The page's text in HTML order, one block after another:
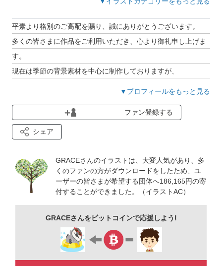
平素より格別のご高配を賜り、誠にありがとうございます。
多くの皆さまに作品をご利用いただき、心より御礼申し上げま
す。
現在は季節の背景素材を中心に制作しておりますが、
引き続きご愛顧賜りますよう、何卒よろしくお願い申し上げま
す。
ます。ご了承のほどお願い申し上げます。
▼プロフィールをもっと見る
ファン登録する
シェア
GRACEさんのイラストは、大変人気があり、多
くのファンの方がダウンロードをしたため、ユ
ーザーの皆さまが希望する団体へ186,165円の寄
付することができました。（イラストAC）
GRACEさんをビットコインで応援しよう!